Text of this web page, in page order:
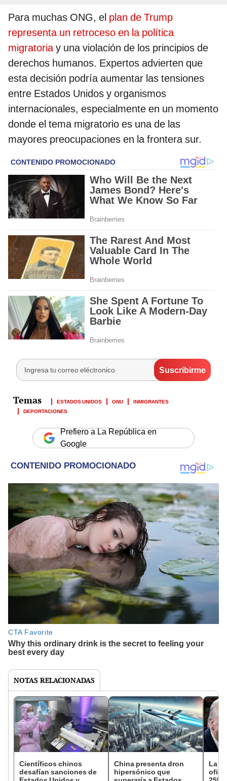
Para muchas ONG, el plan de Trump
representa un retroceso en la política
migratoriay una violación de los principios de
derechos humanos. Expertos advierten que
esta decisión podría aumentar las tensiones
entre Estados Unidos y organismos
internacionales, especialmente en un momento
donde el tema migratorio es una de las
mayores preocupaciones en la frontera sur.
ESTADOS UNIDOS ONU
INMIGRANTES
DEPORTACIONES
Prefiero a La República en
Google
NOTAS RELACIONADAS
Científicos chinos
desafían sanciones de
China presenta dron
hipersónico que
La